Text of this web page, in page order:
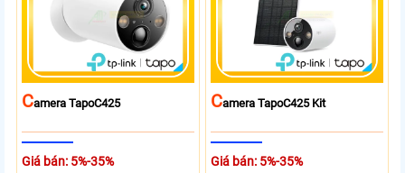
CAmera TapoC425
Giá bán: 5%-35%
CAmera TapoC425 Kit
Giá bán: 5%-35%